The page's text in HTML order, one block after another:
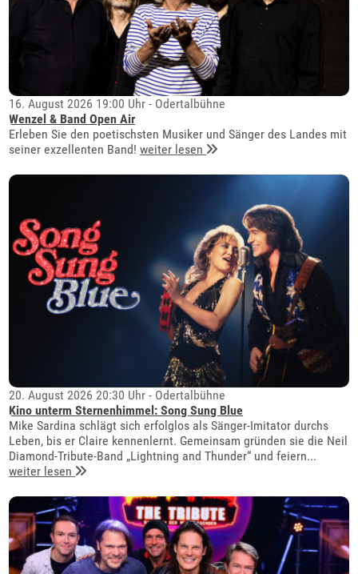
16. August 2026 19:00 Uhr - Odertalbühne
Wenzel & Band Open Air
Erleben Sie den poetischsten Musiker und Sänger des Landes mit
seiner exzellenten Band!weiter lesen
20. August 2026 20:30 Uhr - Odertalbühne
Kino unterm Sternenhimmel: Song Sung Blue
Mike Sardina schlägt sich erfolglos als Sänger-Imitator durchs
Leben, bis er Claire kennenlernt. Gemeinsam gründen sie die Neil
Diamond-Tribute-Band „Lightning and Thunder“ und feiern...
weiter lesen